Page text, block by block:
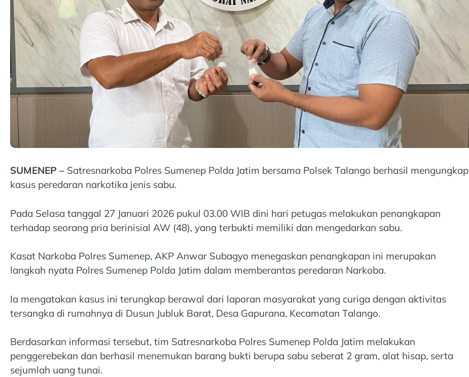
SUMENEP – Satresnarkoba Polres Sumenep Polda Jatim bersama Polsek Talango berhasil mengungkap
kasus peredaran narkotika jenis sabu.
Pada Selasa tanggal 27 Januari 2026 pukul 03.00 WIB dini hari petugas melakukan penangkapan
terhadap seorang pria berinisial AW (48), yang terbukti memiliki dan mengedarkan sabu.
Kasat Narkoba Polres Sumenep, AKP Anwar Subagyo menegaskan penangkapan ini merupakan
langkah nyata Polres Sumenep Polda Jatim dalam memberantas peredaran Narkoba.
Ia mengatakan kasus ini terungkap berawal dari laporan masyarakat yang curiga dengan aktivitas
tersangka di rumahnya di Dusun Jubluk Barat, Desa Gapurana, Kecamatan Talango.
Berdasarkan informasi tersebut, tim Satresnarkoba Polres Sumenep Polda Jatim melakukan
penggerebekan dan berhasil menemukan barang bukti berupa sabu seberat 2 gram, alat hisap, serta
sejumlah uang tunai.